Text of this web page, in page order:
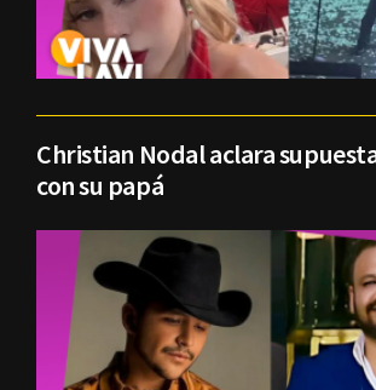
Christian Nodal aclara
con su papá